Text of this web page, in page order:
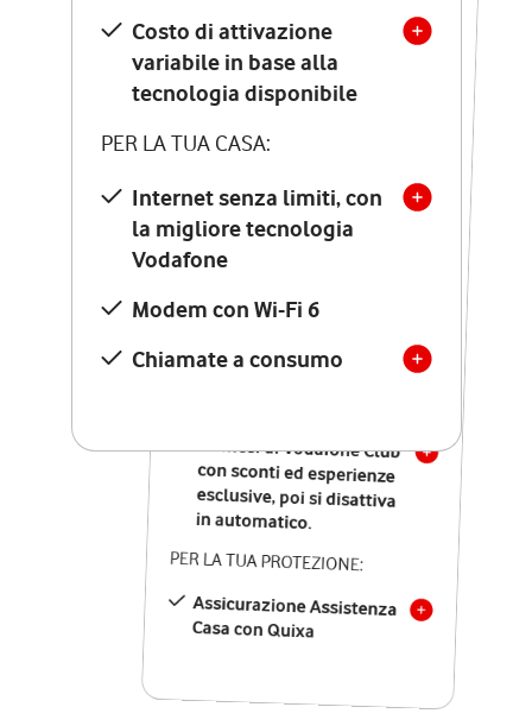
Costo di attivazione
variabile in base alla
tecnologia disponibile
PER LA TUA CASA:
Internet senza limiti, con
la migliore tecnologia
Vodafone
Modem con Wi-Fi 6
Chiamate a consumo
Costo di attivazione
variabile in base alla
tecnologia disponibile
PER LA TUA CASA:
Internet senza limiti, con
la migliore tecnologia
Vodafone
Modem Seven con Wi-Fi 7
Chiamate illimitate verso
numeri fissi e mobili
nazionali
12 mesi di Vodafone Club
con sconti ed esperienze
esclusive, poi si disattiva
in automatico.
PER LA TUA PROTEZIONE:
Assicurazione Assistenza
Casa con Quixa